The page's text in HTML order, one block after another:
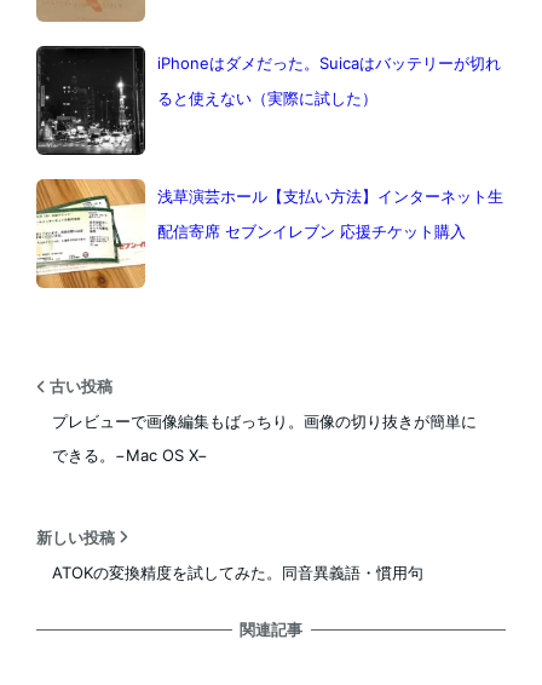
iPhoneはダメだった。Suicaはバッテリーが切れ
ると使えない（実際に試した）
浅草演芸ホール【支払い方法】インターネット生
配信寄席 セブンイレブン 応援チケット購入
古い投稿
プレビューで画像編集もばっちり。画像の切り抜きが簡単に
できる。−Mac OS X−
新しい投稿
ATOKの変換精度を試してみた。同音異義語・慣用句
関連記事